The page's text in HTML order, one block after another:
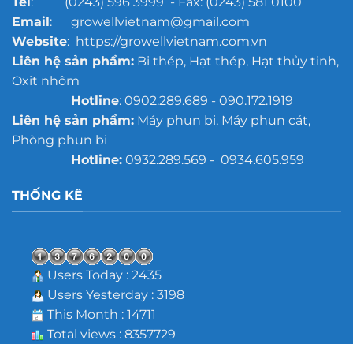
Email: growellvietnam@gmail.com
Website: https://growellvietnam.com.vn
Liên hệ sản phẩm:Bi thép, Hạt thép, Hạt thủy tinh,
Oxit nhôm
Hotline: 0902.289.689 - 090.172.1919
Liên hệ sản phẩm:Máy phun bi, Máy phun cát,
Phòng phun bi
Hotline:0932.289.569 - 0934.605.959
THỐNG KÊ
Users Today : 2435
Users Yesterday : 3198
This Month : 14711
Total views : 8357729